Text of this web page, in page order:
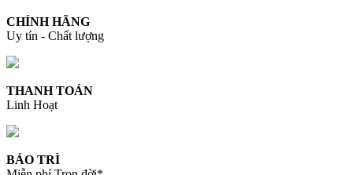
CHÍNH HÃNG
Uy tín - Chất lượng
THANH TOÁN
Linh Hoạt
BẢO TRÌ